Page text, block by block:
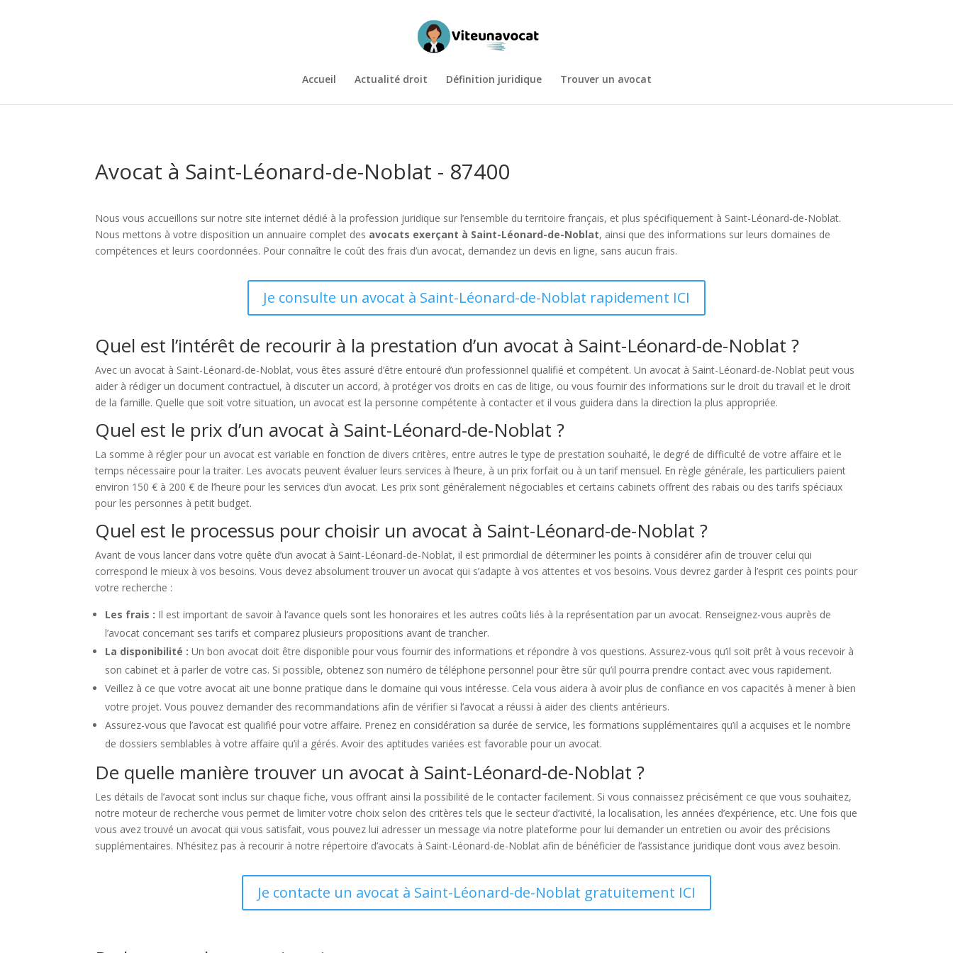
Accueil Actualité droit Définition juridique Trouver un avocat
Avocat à Saint-Léonard-de-Noblat - 87400
Nous vous accueillons sur notre site internet dédié à la profession juridique sur l’ensemble du territoire français, et plus spécifiquement à Saint-Léonard-de-Noblat.
Nous mettons à votre disposition un annuaire complet des avocats exerçant à Saint-Léonard-de-Noblat, ainsi que des informations sur leurs domaines de
compétences et leurs coordonnées. Pour connaître le coût des frais d’un avocat, demandez un devis en ligne, sans aucun frais.
Je consulte un avocat à Saint-Léonard-de-Noblat rapidement ICI
Quel est l’intérêt de recourir à la prestation d’un avocat à Saint-Léonard-de-Noblat ?
Avec un avocat à Saint-Léonard-de-Noblat, vous êtes assuré d’être entouré d’un professionnel qualifié et compétent. Un avocat à Saint-Léonard-de-Noblat peut vous
aider à rédiger un document contractuel, à discuter un accord, à protéger vos droits en cas de litige, ou vous fournir des informations sur le droit du travail et le droit
de la famille. Quelle que soit votre situation, un avocat est la personne compétente à contacter et il vous guidera dans la direction la plus appropriée.
Quel est le prix d’un avocat à Saint-Léonard-de-Noblat ?
La somme à régler pour un avocat est variable en fonction de divers critères, entre autres le type de prestation souhaité, le degré de difficulté de votre affaire et le
temps nécessaire pour la traiter. Les avocats peuvent évaluer leurs services à l’heure, à un prix forfait ou à un tarif mensuel. En règle générale, les particuliers paient
environ 150 € à 200 € de l’heure pour les services d’un avocat. Les prix sont généralement négociables et certains cabinets offrent des rabais ou des tarifs spéciaux
pour les personnes à petit budget.
Quel est le processus pour choisir un avocat à Saint-Léonard-de-Noblat ?
Avant de vous lancer dans votre quête d’un avocat à Saint-Léonard-de-Noblat, il est primordial de déterminer les points à considérer afin de trouver celui qui
correspond le mieux à vos besoins. Vous devez absolument trouver un avocat qui s’adapte à vos attentes et vos besoins. Vous devrez garder à l’esprit ces points pour
votre recherche :
Les frais : Il est important de savoir à l’avance quels sont les honoraires et les autres coûts liés à la représentation par un avocat. Renseignez-vous auprès de
l’avocat concernant ses tarifs et comparez plusieurs propositions avant de trancher.
La disponibilité :Un bon avocat doit être disponible pour vous fournir des informations et répondre à vos questions. Assurez-vous qu’il soit prêt à vous recevoir à
son cabinet et à parler de votre cas. Si possible, obtenez son numéro de téléphone personnel pour être sûr qu’il pourra prendre contact avec vous rapidement.
Veillez à ce que votre avocat ait une bonne pratique dans le domaine qui vous intéresse. Cela vous aidera à avoir plus de confiance en vos capacités à mener à bien
votre projet. Vous pouvez demander des recommandations afin de vérifier si l’avocat a réussi à aider des clients antérieurs.
Assurez-vous que l’avocat est qualifié pour votre affaire. Prenez en considération sa durée de service, les formations supplémentaires qu’il a acquises et le nombre
de dossiers semblables à votre affaire qu’il a gérés. Avoir des aptitudes variées est favorable pour un avocat.
De quelle manière trouver un avocat à Saint-Léonard-de-Noblat ?
Les détails de l’avocat sont inclus sur chaque fiche, vous offrant ainsi la possibilité de le contacter facilement. Si vous connaissez précisément ce que vous souhaitez,
notre moteur de recherche vous permet de limiter votre choix selon des critères tels que le secteur d’activité, la localisation, les années d’expérience, etc. Une fois que
vous avez trouvé un avocat qui vous satisfait, vous pouvez lui adresser un message via notre plateforme pour lui demander un entretien ou avoir des précisions
supplémentaires. N’hésitez pas à recourir à notre répertoire d’avocats à Saint-Léonard-de-Noblat afin de bénéficier de l’assistance juridique dont vous avez besoin.
Je contacte un avocat à Saint-Léonard-de-Noblat gratuitement ICI